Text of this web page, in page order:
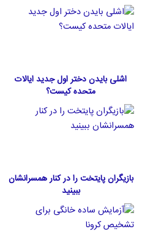
اشلی بایدن دختر اول جدید ایالات
متحده كيست؟
بازیگران پایتخت را در کنار همسرانشان
ببینید